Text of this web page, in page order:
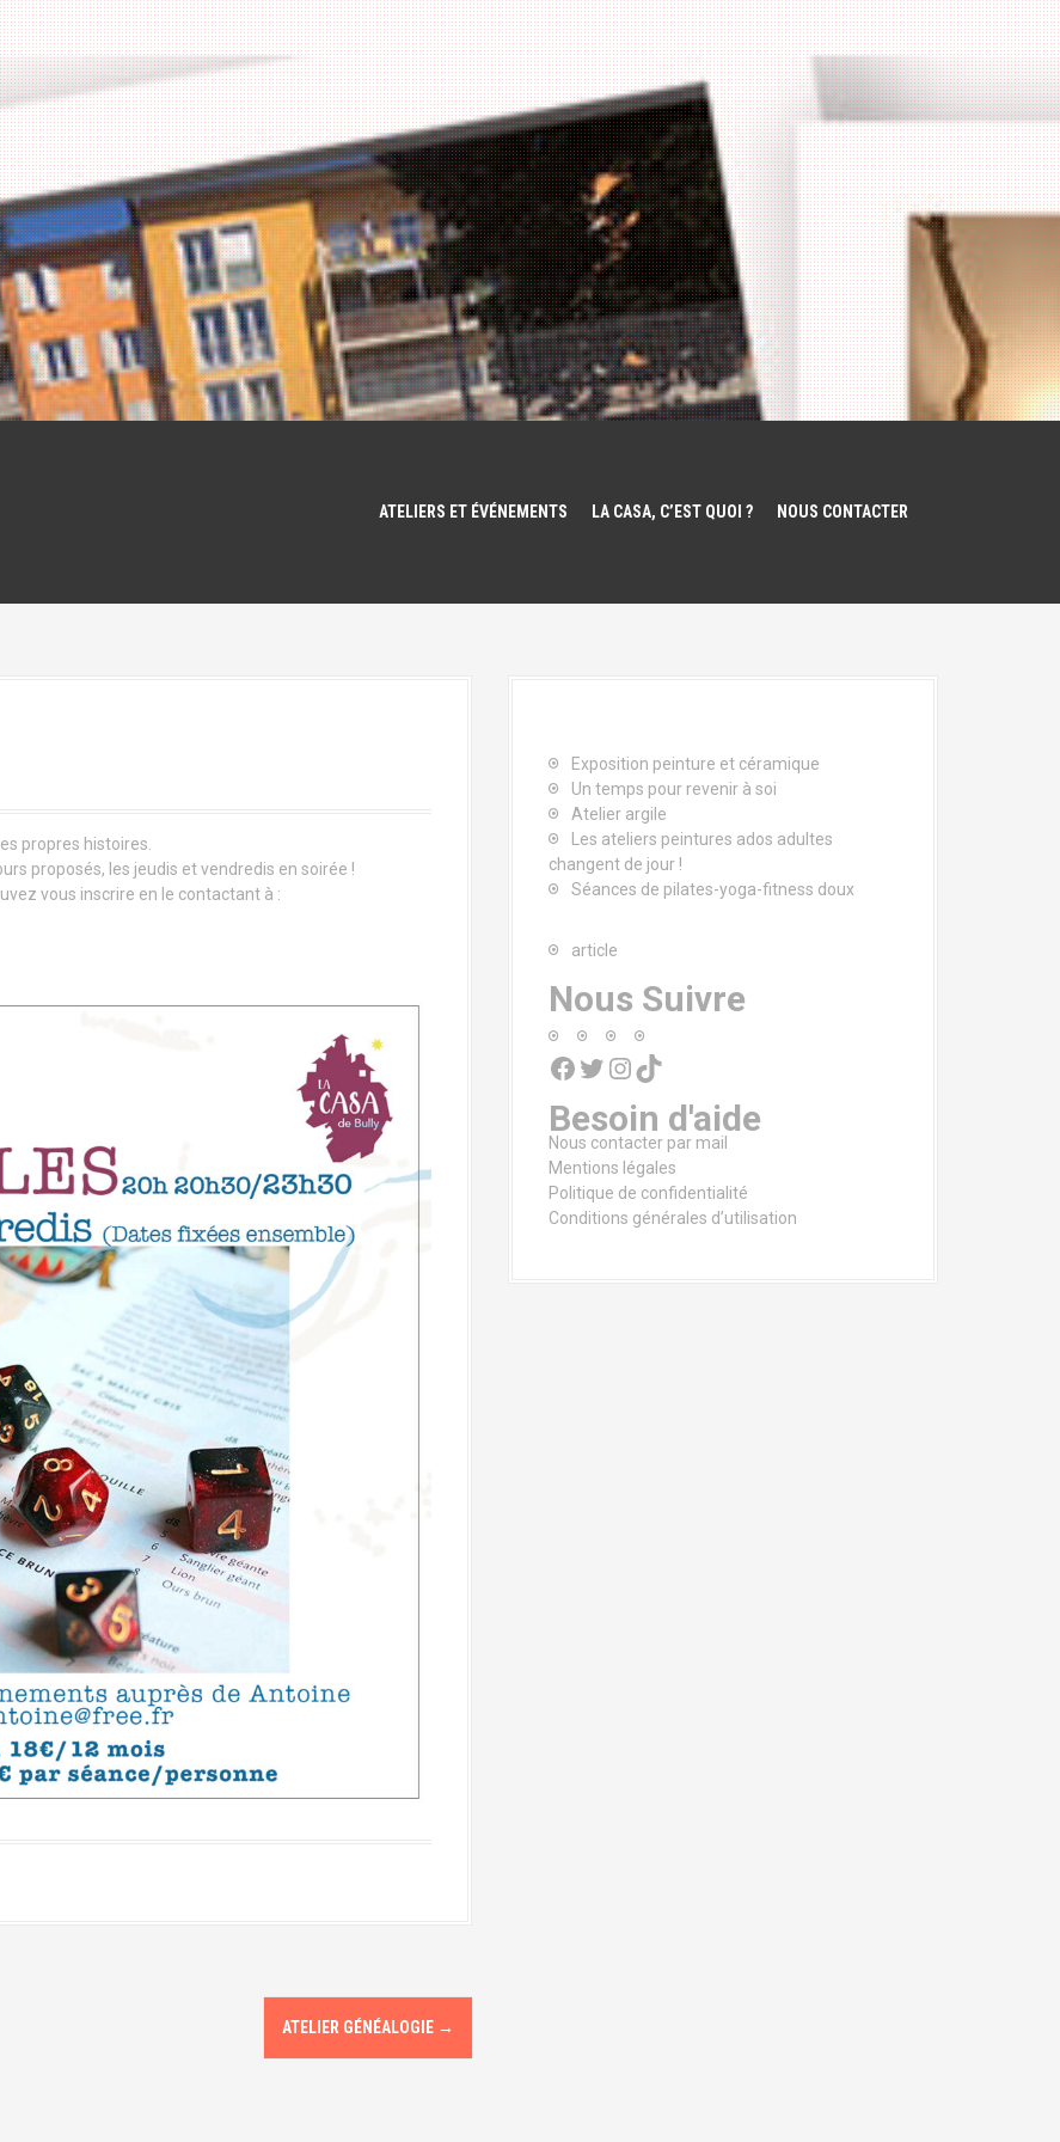
ATELIERS ET ÉVÉNEMENTS LA CASA, C’EST QUOI ? NOUS CONTACTER
propres histoires.
proposés, les jeudis et vendredis en soirée !
vous inscrire en le contactant à :
ATELIER GÉNÉALOGIE →
Exposition peinture et céramique
Un temps pour revenir à soi
Atelier argile
Les ateliers peintures ados adultes
changent de jour !
Séances de pilates-yoga-fitness doux
article
Nous Suivre
Facebook Twitter InstagramTikTok
Besoin d'aide
Nous contacter par mail
Mentions légales
Politique de confidentialité
Conditions générales d’utilisation